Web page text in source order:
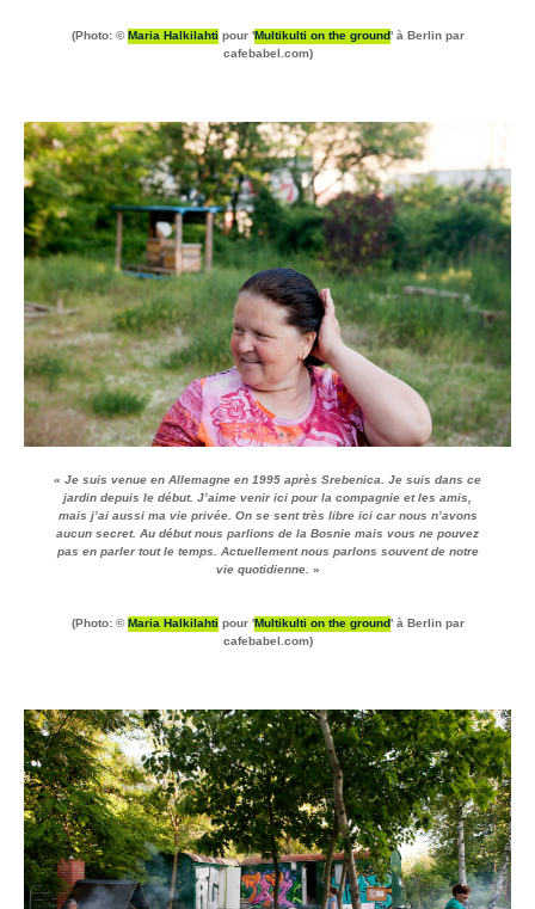
(Photo: ©Maria Halkilahti pour 'Multikulti on the ground' à Berlin par
cafebabel.com)
« Je suis venue en Allemagne en 1995 après Srebenica. Je suis dans ce
jardin depuis le début. J’aime venir ici pour la compagnie et les amis,
mais j’ai aussi ma vie privée. On se sent très libre ici car nous n’avons
aucun secret. Au début nous parlions de la Bosnie mais vous ne pouvez
pas en parler tout le temps. Actuellement nous parlons souvent de notre
vie quotidienne. »
(Photo: ©Maria Halkilahti pour 'Multikulti on the ground' à Berlin par
cafebabel.com)